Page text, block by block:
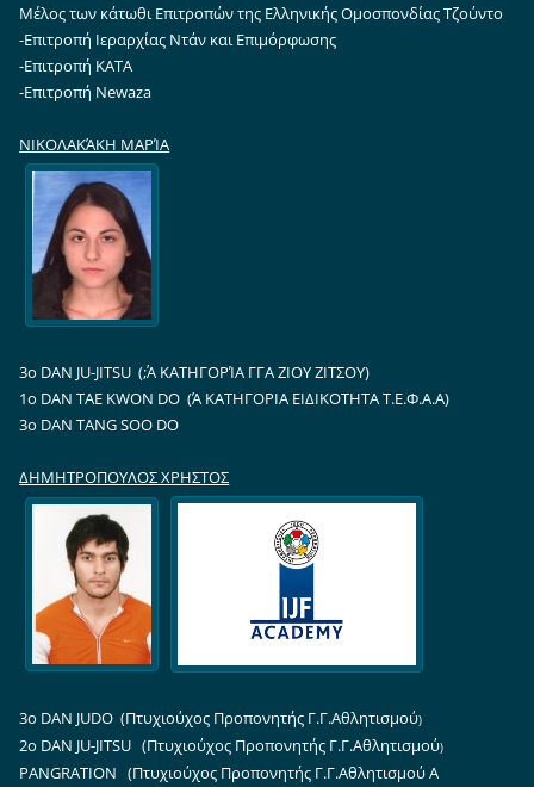
Μέλος των κάτωθι Επιτροπών της Ελληνικής Ομοσπονδίας Τζούντο
-Επιτροπή Ιεραρχίας Ντάν και Επιμόρφωσης
-Επιτροπή ΚΑΤΑ
-Επιτροπή Newaza
ΝΙΚΟΛΑΚΆΚΗ ΜΑΡΊΑ
3ο DAN JU-JITSU (΄;A ΚΑΤΗΓΟΡΊΑ ΓΓΑ ΖΙΟΥ ΖΙΤΣΟΥ)
1o DAN TAE KWON DO (Ά ΚΑΤΗΓΟΡΙΑ ΕΙΔΙΚΟΤΗΤΑ Τ.Ε.Φ.Α.Α)
3o DAN TANG SOO DO
ΔΗΜΗΤΡΟΠΟΥΛΟΣ ΧΡΗΣΤΟΣ
3ο DAN JUDO (Πτυχιούχος Προπονητής Γ.Γ.Αθλητισμού)
2o DAN JU-JITSU (Πτυχιούχος Προπονητής Γ.Γ.Αθλητισμού)
PANGRATION (Πτυχιούχος Προπονητής Γ.Γ.Αθλητισμού Α